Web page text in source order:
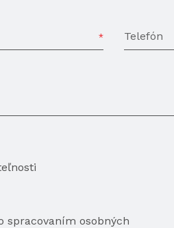
Telefón
spracovaním osobných